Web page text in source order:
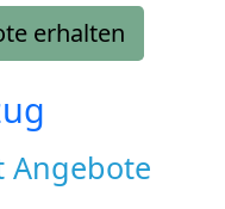
erhalten
Angebote